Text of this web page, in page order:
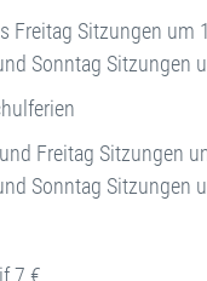
Sitzungen um
Sonntag Sitzungen
Freitag Sitzungen
Sonntag Sitzungen
7 €